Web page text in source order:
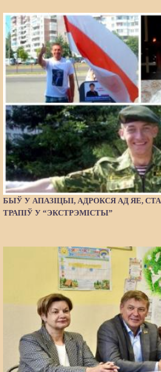
БЫЎ У АПАЗІЦЫІ, АДРОКСЯ АД ЯЕ,
ТРАПІЎ У “ЭКСТРЭМІСТЫ”